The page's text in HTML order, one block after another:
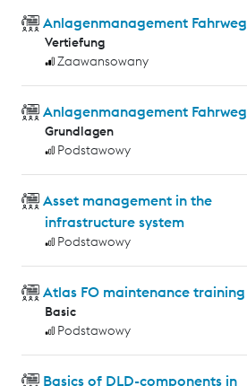
Anlagenmanagement Fahrweg
Vertiefung
Zaawansowany
Anlagenmanagement Fahrweg
Grundlagen
Podstawowy
Asset management in the
infrastructure system
Podstawowy
Atlas FO maintenance training
Basic
Podstawowy
Basics of DLD-components in